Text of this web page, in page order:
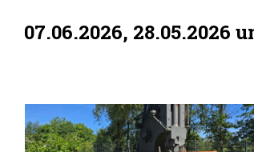
07.06.2026, 28.05.2026